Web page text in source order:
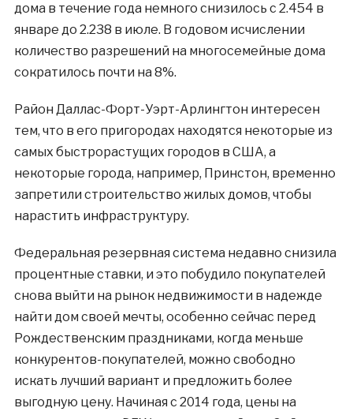
дома в течение года немного снизилось с 2.454 в
январе до 2.238 в июле. В годовом исчислении
количество разрешений на многосемейные дома
сократилось почти на 8%.
Район Даллас-Форт-Уэрт-Арлингтон интересен
тем, что в его пригородах находятся некоторые из
самых быстрорастущих городов в США, а
некоторые города, например, Принстон, временно
запретили строительство жилых домов, чтобы
нарастить инфраструктуру.
Федеральная резервная система недавно снизила
процентные ставки, и это побудило покупателей
снова выйти на рынок недвижимости в надежде
найти дом своей мечты, особенно сейчас перед
Рождественским праздниками, когда меньше
конкурентов-покупателей, можно свободно
искать лучший вариант и предложить более
выгодную цену. Начиная с 2014 года, цены на